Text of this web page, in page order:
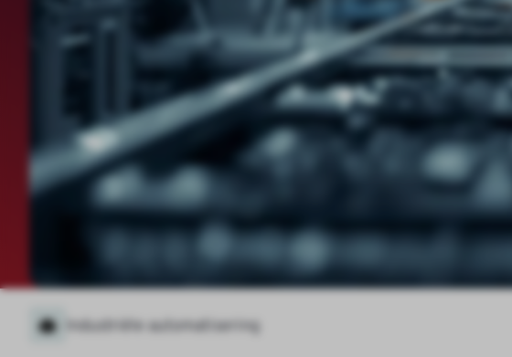
Industriële automatisering